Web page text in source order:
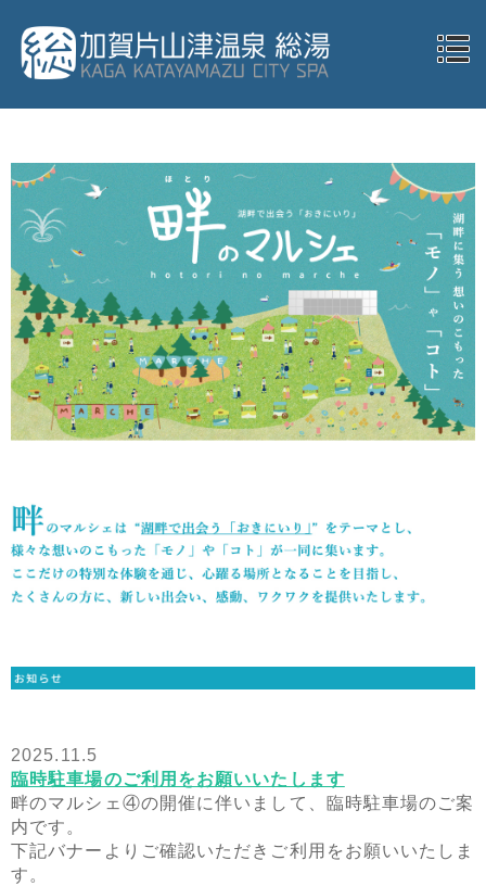
2025.11.5
臨時駐車場のご利用をお願いいたします
畔のマルシェ④の開催に伴いまして、臨時駐車場のご案
内です。
下記バナーよりご確認いただきご利用をお願いいたしま
す。